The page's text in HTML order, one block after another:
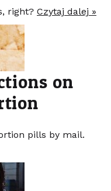
right? Czytaj dalej »
on
pills by mail.